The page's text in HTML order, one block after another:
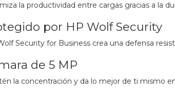
la productividad entre cargas gracias a la
por HP Wolf Security
Security for Business crea una defensa
de 5 MP
la concentración y da lo mejor de ti mismo